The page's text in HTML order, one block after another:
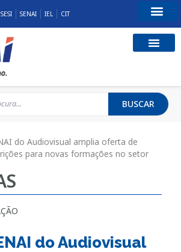
SESI SENAI IEL CIT
BUSCAR
do Audiovisual amplia oferta de
para novas formações no setor
do Audiovisual